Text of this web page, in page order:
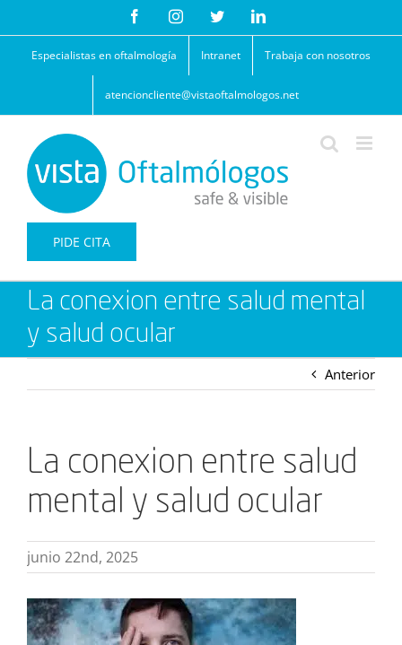
contenido
FacebookInstagramTwitterLinkedIn
Especialistas en oftalmología Intranet Trabaja con nosotros
atencioncliente@vistaoftalmologos.net
PIDE CITA
La conexion entre salud mental
y salud ocular
Anterior
La conexion entre salud
mental y salud ocular
junio 22nd, 2025